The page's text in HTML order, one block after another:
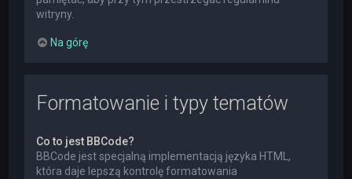
witryny.
Na górę
Formatowanie i typy tematów
Co to jest BBCode?
BBCode jest specjalną implementacją języka HTML,
która daje lepszą kontrolę formatowania